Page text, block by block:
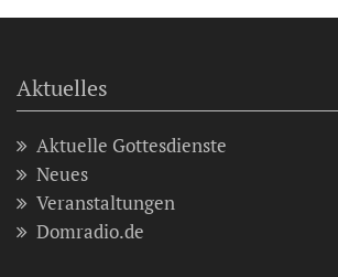
Aktuelles
Aktuelle Gottesdienste
Neues
Veranstaltungen
Domradio.de